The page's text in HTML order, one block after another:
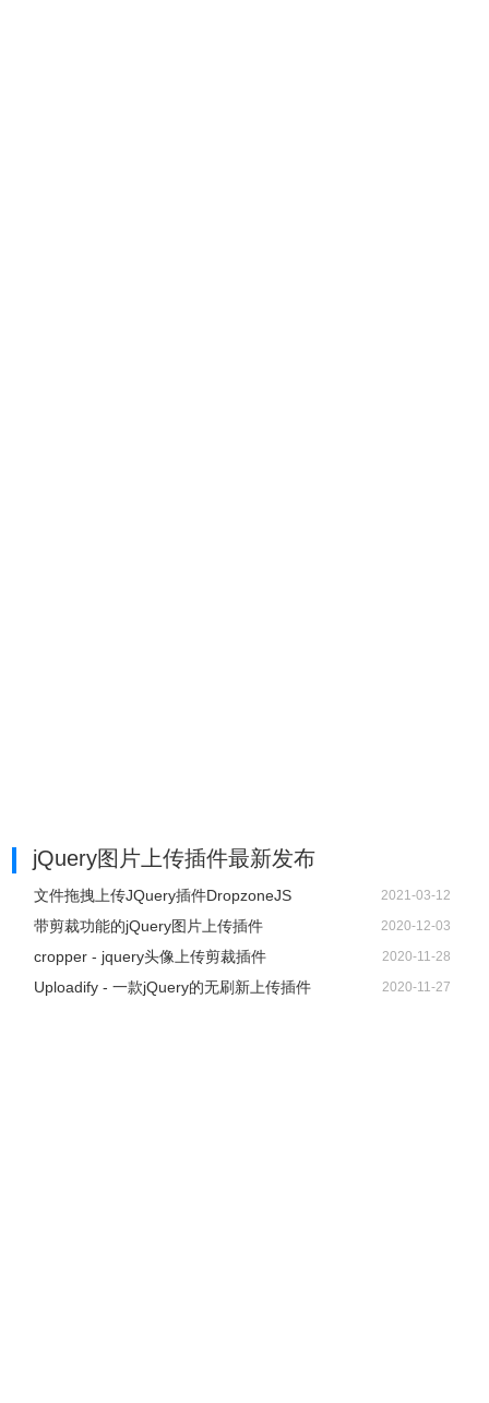
jQuery图片上传插件最新发布
文件拖拽上传JQuery插件DropzoneJS 2021-03-12
带剪裁功能的jQuery图片上传插件 2020-12-03
cropper - jquery头像上传剪裁插件 2020-11-28
Uploadify - 一款jQuery的无刷新上传插件 2020-11-27